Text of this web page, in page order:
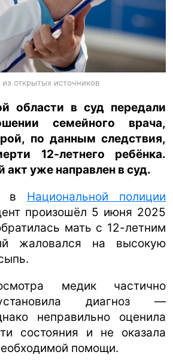
открытых источников
области в суд передали
семейного врача,
по данным следствия,
12-летнего ребёнка.
уже направлен в суд.
в Национальной полиции
произошёл 5 июня 2025
мать с 12-летним
жаловался на высокую
медик частично
диагноз —
неправильно оценила
состояния и не оказала
помощи.